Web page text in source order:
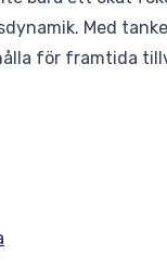
Med
för framtida